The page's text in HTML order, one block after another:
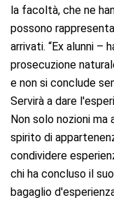
la facoltà, che ne
possono
arrivati. “Ex alunni –
prosecuzione
e non si conclude
Servirà a dare
Non solo nozioni
spirito di
condividere
chi ha concluso il
bagaglio